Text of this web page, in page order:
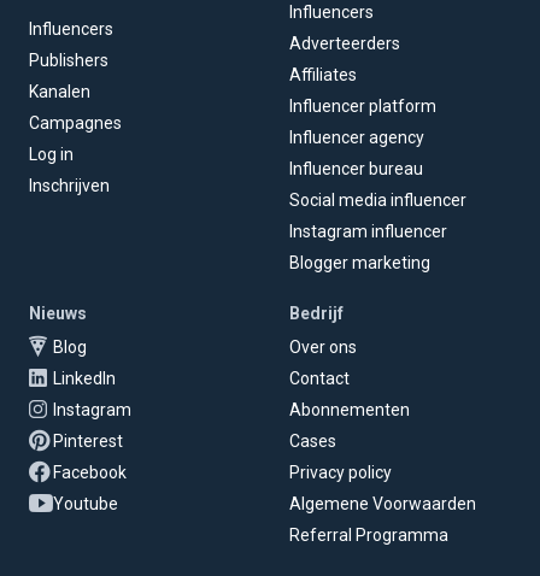
Influencers
Publishers
Kanalen
Campagnes
Log in
Inschrijven
Influencers
Adverteerders
Affiliates
Influencer platform
Influencer agency
Influencer bureau
Social media influencer
Instagram influencer
Blogger marketing
Nieuws
Blog
LinkedIn
Instagram
Pinterest
Facebook
Youtube
Bedrijf
Over ons
Contact
Abonnementen
Cases
Privacy policy
Algemene Voorwaarden
Referral Programma